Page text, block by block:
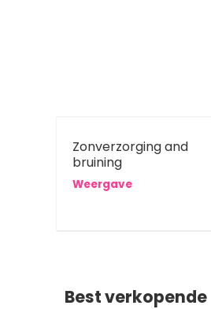
Zonverzorging and
bruining
Weergave
Best verkopende